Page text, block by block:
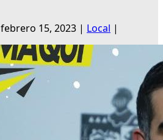
febrero 15, 2023 | Local |